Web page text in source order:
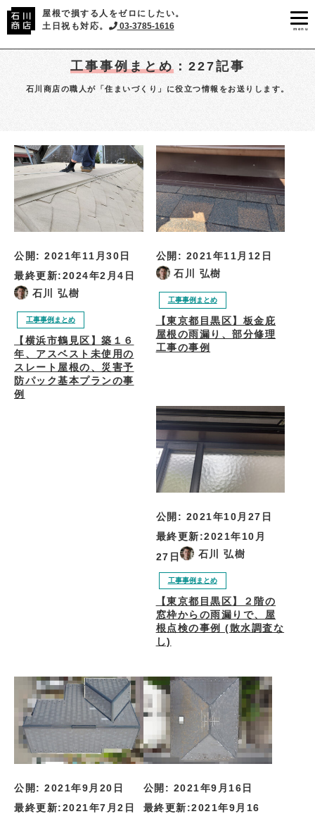
屋根で損する人をゼロにしたい。
土日祝も対応。
03-3785-1616 menu
工事事例まとめ：227記事
石川商店の職人が「住まいづくり」に役立つ情報をお送りします。
公開: 2021年11月30日
最終更新:2024年2月4日
石川 弘樹
工事事例まとめ
【横浜市鶴見区】築１６
年、アスベスト未使用の
スレート屋根の、災害予
防パック基本プランの事
例
公開: 2021年11月12日
石川 弘樹
工事事例まとめ
【東京都目黒区】板金庇
屋根の雨漏り、部分修理
工事の事例
公開: 2021年10月27日
最終更新:2021年10月
27日
石川 弘樹
工事事例まとめ
【東京都目黒区】２階の
窓枠からの雨漏りで、屋
根点検の事例 (散水調査な
し)
公開: 2021年9月20日
最終更新:2021年7月2日
公開: 2021年9月16日
最終更新:2021年9月16